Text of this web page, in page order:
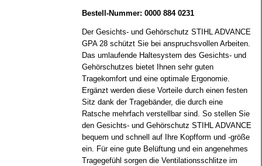
Bestell-Nummer: 0000 884 0231
Der Gesichts- und Gehörschutz STIHL ADVANCE
GPA 28 schützt Sie bei anspruchsvollen Arbeiten.
Das umlaufende Haltesystem des Gesichts- und
Gehörschutzes bietet Ihnen sehr guten
Tragekomfort und eine optimale Ergonomie.
Ergänzt werden diese Vorteile durch einen festen
Sitz dank der Tragebänder, die durch eine
Ratsche mehrfach verstellbar sind. So stellen Sie
den Gesichts- und Gehörschutz STIHL ADVANCE
bequem und schnell auf Ihre Kopfform und -größe
ein. Für eine gute Belüftung und ein angenehmes
Tragegefühl sorgen die Ventilationsschlitze im